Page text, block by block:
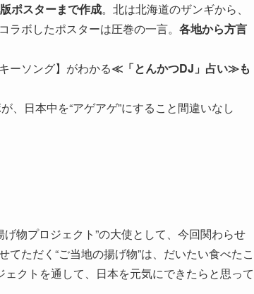
ポスターまで作成。北は北海道のザンギから、
ボしたポスターは圧巻の一言。 各地から方言
ーソング】がわかる≪「とんかつDJ」占い≫も
、日本中を“アゲアゲ”にすること間違いなし
物プロジェクト”の大使として、今回関わらせ
ただく“ご当地の揚げ物”は、だいたい食べたこ
クトを通して、日本を元気にできたらと思って